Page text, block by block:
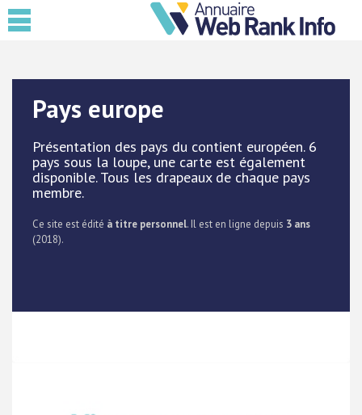
Pays europe
Présentation des pays du contient européen. 6
pays sous la loupe, une carte est également
disponible. Tous les drapeaux de chaque pays
membre.
Ce site est édité à titre personnel. Il est en ligne depuis 3 ans
(2018).